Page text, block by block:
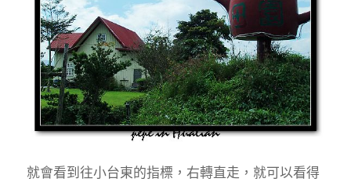
就會看到往小台東的指標，右轉直走，就可以看得